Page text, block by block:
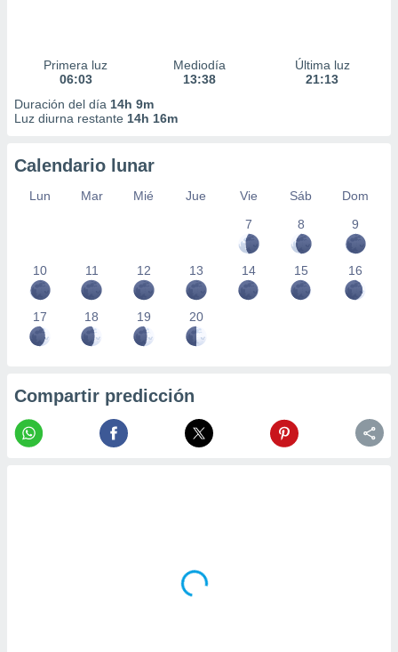
Primera luz
06:03
Mediodía
13:38
Última luz
21:13
Duración del día 14h 9m
Luz diurna restante 14h 16m
Calendario lunar
Lun Mar Mié Jue Vie Sáb
Dom
7
8 9
10 11 12 13 14 15 16
17 18 19 20
Compartir predicción